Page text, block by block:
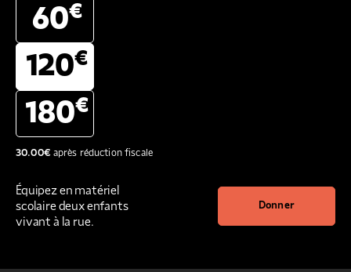
60€
120€
180€
30.00€après réduction fiscale
Équipez en matériel
scolaire deux enfants
vivant à la rue.
Donner